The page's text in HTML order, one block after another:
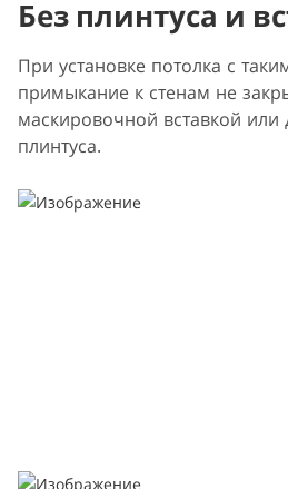
Без плинтуса и
При установке потолка с
примыкание к стенам не
маскировочной вставкой
плинтуса.